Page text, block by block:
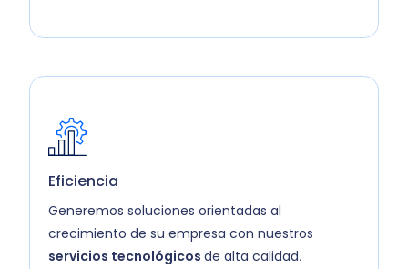
Eficiencia
Generemos soluciones orientadas al
crecimiento de su empresa con nuestros
servicios tecnológicos de alta calidad.